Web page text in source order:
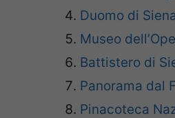
Duomo di Siena
Museo
Battistero di
Panorama dal
Pinacoteca